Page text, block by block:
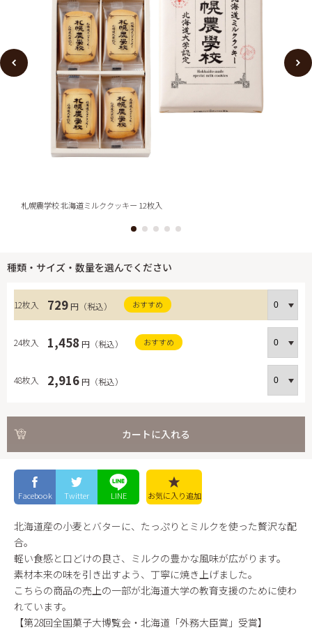
札幌農学校 北海道ミルククッキー 12枚入
種類・サイズ・数量を選んでください
12枚入 729円（税込） おすすめ
24枚入 1,458 円（税込） おすすめ
48枚入 2,916円（税込）
カートに入れる
Facebook Twitter LINE お気に入り追加
北海道産の小麦とバターに、たっぷりとミルクを使った贅沢な配
合。
軽い食感と口どけの良さ、ミルクの豊かな風味が広がります。
素材本来の味を引き出すよう、丁寧に焼き上げました。
こちらの商品の売上の一部が北海道大学の教育支援のために使わ
れています。
【第28回全国菓子大博覧会・北海道「外務大臣賞」受賞】